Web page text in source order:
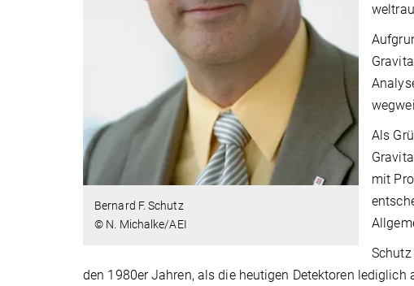
Bernard F. Schutz
© N. Michalke/AEI
Als
mit
den 1980er Jahren, als die heutigen Detektoren